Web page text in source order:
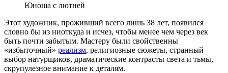
Юноша с лютней
Этот художник, проживший всего лишь 38 лет, появился
словно бы из ниоткуда и исчез, чтобы менее чем через век
быть почти забытым. Мастеру были свойственны
«избыточный» реализм, религиозные сюжеты, странный
выбор натурщиков, драматические контрасты света и тьмы,
скрупулезное внимание к деталям.